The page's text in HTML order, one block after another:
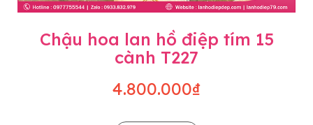
Chậu hoa lan hồ điệp tím 15
cành T227
4.800.000₫